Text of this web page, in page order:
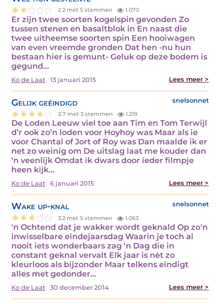
2.2 met 5 stemmen 1.070
Er zijn twee soorten kogelspin gevonden Zo
tussen stenen en basaltblok in En naast die
twee uitheemse soorten spin Een hooiwagen
van even vreemde gronden Dat hen -nu hun
bestaan hier is gemunt- Geluk op deze bodem is
gegund…
Ko de Laat 13 januari 2015 Lees meer >
Gelijk geëindigd snelsonnet
3.7 met 3 stemmen 1.219
De Loden Leeuw viel toe aan Tim en Tom Terwijl
d’r ook zo’n loden voor Hoyhoy was Maar als ie
voor Chantal of Jort of Roy was Dan maalde ik er
net zo weinig om De uitslag laat me kouder dan
‘n veenlijk Omdat ik dwars door íeder filmpje
heen kijk…
Ko de Laat 6 januari 2015 Lees meer >
Wake up-knal snelsonnet
3.2 met 5 stemmen 1.063
'n Ochtend dat je wakker wordt geknald Op zo'n
inwisselbare eindejaarsdag Waarin je toch al
nooit iets wonderbaars zag 'n Dag die in
constant geknal vervalt Elk jaar is nèt zo
kleurloos als bijzonder Maar telkens eindigt
alles met gedonder…
Ko de Laat 30 december 2014 Lees meer >